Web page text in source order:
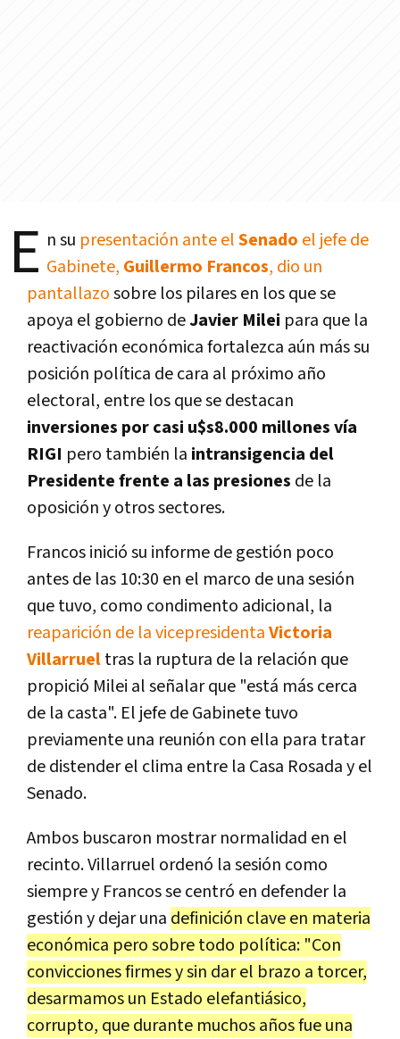
E n su presentación ante elSenado el jefe de
Gabinete, Guillermo Francos, dio un
pantallazosobre los pilares en los que se
apoya el gobierno deJavier Milei para que la
reactivación económica fortalezca aún más su
posición política de cara al próximo año
electoral, entre los que se destacan
inversiones por casi u$s8.000 millones vía
RIGI pero también la intransigencia del
Presidente frente a las presiones de la
oposición y otros sectores.
Francos inició su informe de gestión poco
antes de las 10:30 en el marco de una sesión
que tuvo, como condimento adicional, la
reaparición de la vicepresidentaVictoria
Villarrueltras la ruptura de la relación que
propició Milei al señalar que "está más cerca
de la casta". El jefe de Gabinete tuvo
previamente una reunión con ella para tratar
de distender el clima entre la Casa Rosada y el
Senado.
Ambos buscaron mostrar normalidad en el
recinto. Villarruel ordenó la sesión como
siempre y Francos se centró en defender la
gestión y dejar una definición clave en materia
económica pero sobre todo política: "Con
convicciones firmes y sin dar el brazo a torcer,
desarmamos un Estado elefantiásico,
corrupto, que durante muchos años fue una